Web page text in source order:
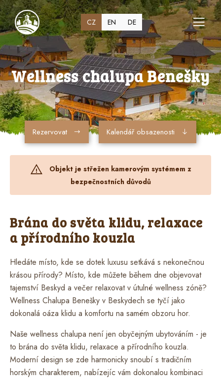
CZ EN DE
Wellness chalupa Benešky
Rezervovat Kalendář obsazenosti
Objekt je střežen kamerovým systémem z
bezpečnostních důvodů
Brána do světa klidu, relaxace
a přírodního kouzla
Hledáte místo, kde se dotek luxusu setkává s nekonečnou
krásou přírody? Místo, kde můžete během dne objevovat
tajemství Beskyd a večer relaxovat v útulné wellness zóně?
Wellness Chalupa Benešky v Beskydech se tyčí jako
dokonalá oáza klidu a komfortu na samém obzoru hor.
Naše wellness chalupa není jen obyčejným ubytováním - je
to brána do světa klidu, relaxace a přírodního kouzla.
Moderní design se zde harmonicky snoubí s tradičním
horským charakterem, nabízejíc vám dokonalou kombinaci